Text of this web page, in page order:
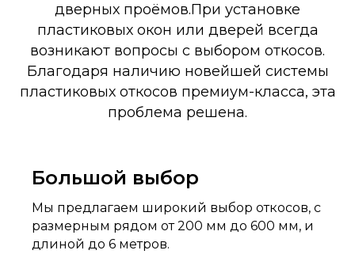
дверных проёмов.При установке
пластиковых окон или дверей всегда
возникают вопросы с выбором откосов.
Благодаря наличию новейшей системы
пластиковых откосов премиум-класса, эта
проблема решена.
Большой выбор
Мы предлагаем широкий выбор откосов, с
размерным рядом от 200 мм до 600 мм, и
длиной до 6 метров.